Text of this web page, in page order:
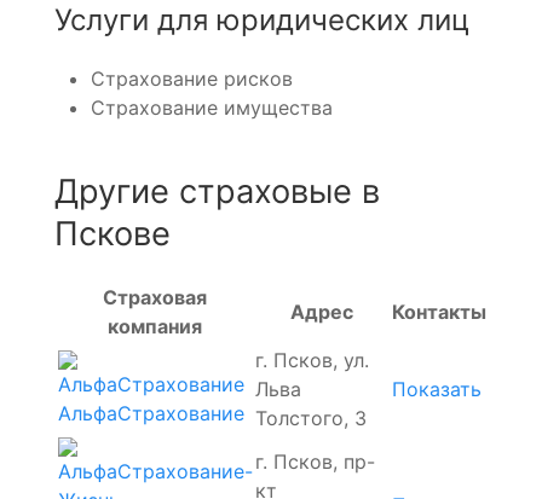
Услуги для юридических лиц
Страхование рисков
Страхование имущества
Другие страховые в
Пскове
Страховая
компания
Адрес Контакты
АльфаСтрахование
г. Псков, ул.
Льва
Толстого, 3
Показать
г. Псков, пр-
кт